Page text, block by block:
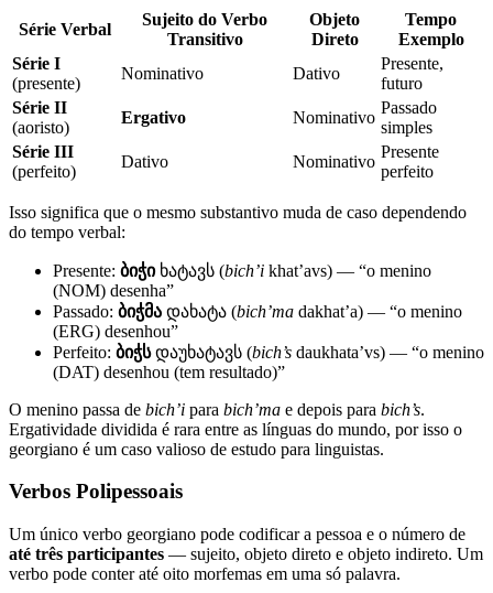
Série Verbal
Sujeito do Verbo
Transitivo
Objeto
Direto
Tempo
Exemplo
Série I
(presente)
Nominativo Dativo
Presente,
futuro
Série II
(aoristo)
Ergativo Nominativo
Passado
simples
Série III
(perfeito)
Dativo Nominativo
Presente
perfeito
Isso significa que o mesmo substantivo muda de caso dependendo
do tempo verbal:
Presente: ბიჭიხატავს (bich’i khat’avs) — “o menino
(NOM) desenha”
Passado: ბიჭმა დახატა (bich’ma dakhat’a) — “o menino
(ERG) desenhou”
Perfeito: ბიჭსდაუხატავს (bich’s daukhata’vs) — “o menino
(DAT) desenhou (tem resultado)”
O menino passa de bich’i para bich’ma e depois para bich’s.
Ergatividade dividida é rara entre as línguas do mundo, por isso o
georgiano é um caso valioso de estudo para linguistas.
Verbos Polipessoais
Um único verbo georgiano pode codificar a pessoa e o número de
até três participantes — sujeito, objeto direto e objeto indireto. Um
verbo pode conter até oito morfemas em uma só palavra.